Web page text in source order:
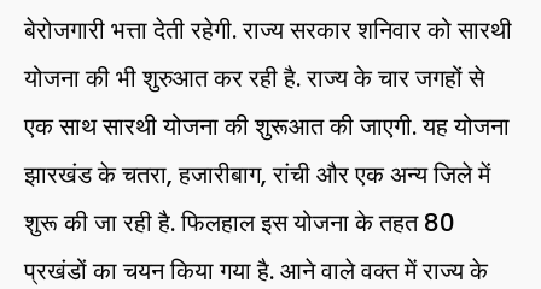
बेरोजगारी भत्ता देती रहेगी. राज्य सरकार शनिवार को सारथी
योजना की भी शुरुआत कर रही है. राज्य के चार जगहों से
एक साथ सारथी योजना की शुरूआत की जाएगी. यह योजना
झारखंड के चतरा, हजारीबाग, रांची और एक अन्य जिले में
शुरू की जा रही है. फिलहाल इस योजना के तहत 80
प्रखंडों का चयन किया गया है. आने वाले वक्त में राज्य के